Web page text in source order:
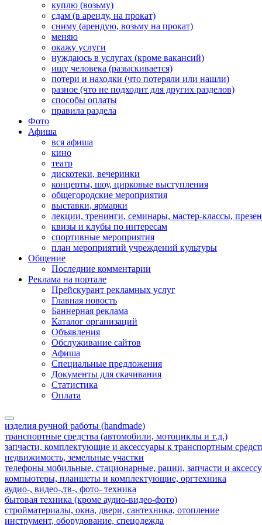
куплю (возьму)
сдам (в аренду, на прокат)
сниму (арендую, возьму на прокат)
меняю
окажу услуги
нуждаюсь в услугах (кроме вакансий)
ищу человека (разыскивается)
потери и находки (что потеряли или нашли)
разное (что не подходит для других разделов)
способы оплаты
правила раздела
Фото
Афиша
вся афиша
кино
театр
дискотеки, вечеринки
концерты, шоу, цирковые выступления
общегородские мероприятия
выставки, ярмарки
лекции, тренинги, семинары, мастер-классы,
квизы и клубы по интересам
спортивные мероприятия
план мероприятий учреждений культуры
Общение
Последние комментарии
Реклама на портале
Прейскурант рекламных услуг
Главная новость
Баннерная реклама
Каталог организаций
Объявления
Обслуживание сайтов
Афиша
Специальные предложения
Документы для скачивания
Статистика
Оплата
изделия ручной работы (handmade)
транспортные средства (автомобили, мотоциклы и т.д.)
запчасти, комплектующие и аксессуары к транспортным
недвижимость, земельные участки
телефоны мобильные, стационарные, рации, запчасти и
компьютеры, планшеты и комплектующие, оргтехника
аудио-, видео-,тв-, фото- техника
бытовая техника (кроме аудио-видео-фото)
стройматериалы, окна, двери, сантехника, отопление
инструмент, оборудование, спецодежда